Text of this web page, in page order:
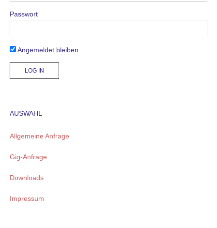
Passwort
Angemeldet bleiben
AUSWAHL
Allgemeine Anfrage
Gig-Anfrage
Downloads
Impressum